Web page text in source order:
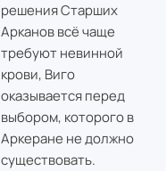
решения Старших
Арканов всё чаще
требуют невинной
крови, Виго
оказывается перед
выбором, которого в
Аркеране не должно
существовать.